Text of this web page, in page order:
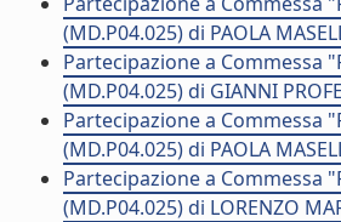
(MD.P04.025) di PAOLA
Partecipazione a
(MD.P04.025) di GIANNI
Partecipazione a
(MD.P04.025) di PAOLA
Partecipazione a
(MD.P04.025) di LORENZO